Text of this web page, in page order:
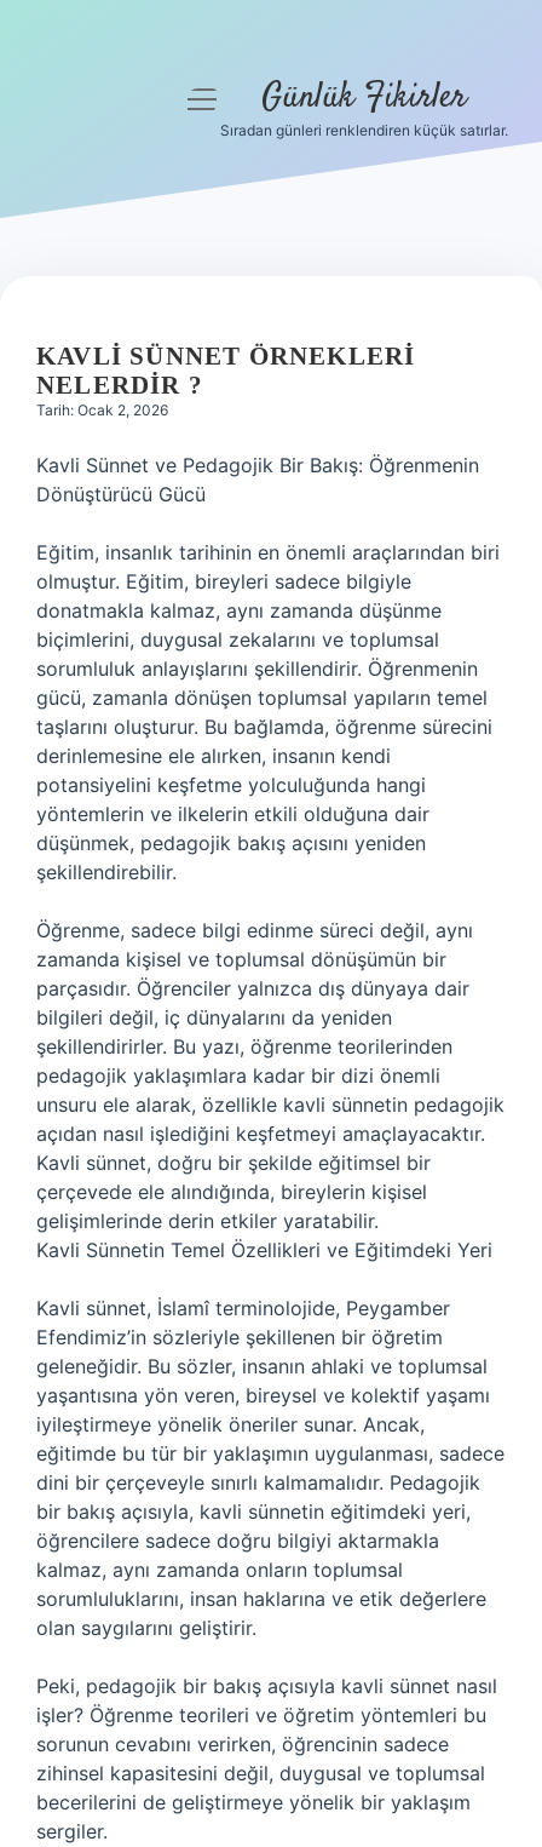
Hakkımızda
menüyü Günlük Fikirler
Sıradan günleri renklendiren küçük satırlar.
KAVLI SÜNNET ÖRNEKLERI
NELERDIR ?
Tarih: Ocak 2, 2026
Kavli Sünnet ve Pedagojik Bir Bakış: Öğrenmenin
Dönüştürücü Gücü
Eğitim, insanlık tarihinin en önemli araçlarından biri
olmuştur. Eğitim, bireyleri sadece bilgiyle
donatmakla kalmaz, aynı zamanda düşünme
biçimlerini, duygusal zekalarını ve toplumsal
sorumluluk anlayışlarını şekillendirir. Öğrenmenin
gücü, zamanla dönüşen toplumsal yapıların temel
taşlarını oluşturur. Bu bağlamda, öğrenme sürecini
derinlemesine ele alırken, insanın kendi
potansiyelini keşfetme yolculuğunda hangi
yöntemlerin ve ilkelerin etkili olduğuna dair
düşünmek, pedagojik bakış açısını yeniden
şekillendirebilir.
Öğrenme, sadece bilgi edinme süreci değil, aynı
zamanda kişisel ve toplumsal dönüşümün bir
parçasıdır. Öğrenciler yalnızca dış dünyaya dair
bilgileri değil, iç dünyalarını da yeniden
şekillendirirler. Bu yazı, öğrenme teorilerinden
pedagojik yaklaşımlara kadar bir dizi önemli
unsuru ele alarak, özellikle kavli sünnetin pedagojik
açıdan nasıl işlediğini keşfetmeyi amaçlayacaktır.
Kavli sünnet, doğru bir şekilde eğitimsel bir
çerçevede ele alındığında, bireylerin kişisel
gelişimlerinde derin etkiler yaratabilir.
Kavli Sünnetin Temel Özellikleri ve Eğitimdeki Yeri
Kavli sünnet, İslamî terminolojide, Peygamber
Efendimiz’in sözleriyle şekillenen bir öğretim
geleneğidir. Bu sözler, insanın ahlaki ve toplumsal
yaşantısına yön veren, bireysel ve kolektif yaşamı
iyileştirmeye yönelik öneriler sunar. Ancak,
eğitimde bu tür bir yaklaşımın uygulanması, sadece
dini bir çerçeveyle sınırlı kalmamalıdır. Pedagojik
bir bakış açısıyla, kavli sünnetin eğitimdeki yeri,
öğrencilere sadece doğru bilgiyi aktarmakla
kalmaz, aynı zamanda onların toplumsal
sorumluluklarını, insan haklarına ve etik değerlere
olan saygılarını geliştirir.
Peki, pedagojik bir bakış açısıyla kavli sünnet nasıl
işler? Öğrenme teorileri ve öğretim yöntemleri bu
sorunun cevabını verirken, öğrencinin sadece
zihinsel kapasitesini değil, duygusal ve toplumsal
becerilerini de geliştirmeye yönelik bir yaklaşım
sergiler.